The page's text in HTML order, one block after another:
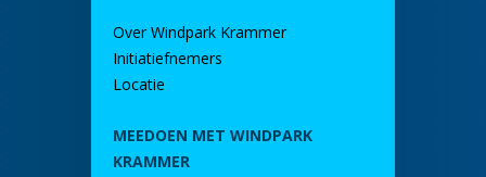
Over Windpark Krammer
Initiatiefnemers
Locatie
MEEDOEN MET WINDPARK
KRAMMER